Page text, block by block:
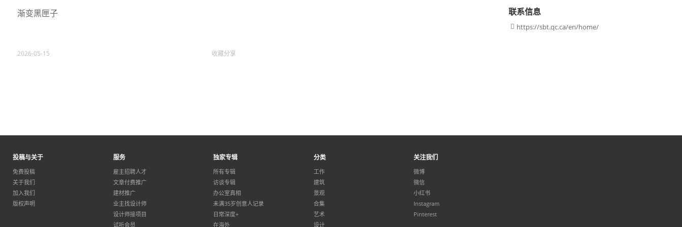
渐变黑匣子
2026-05-15 收藏分享
联系信息
 https://sbt.qc.ca/en/home/
投稿与关于
免费投稿
关于我们
加入我们
版权声明
服务
雇主招聘人才
文章付费推广
建材推广
业主找设计师
设计师接项目
试听会员
独家专辑
所有专辑
访谈专辑
办公室真相
未满35岁创意人记录
日常深度+
在海外
分类
工作
建筑
景观
合集
艺术
设计
关注我们
微博
微信
小红书
Instagram
Pinterest